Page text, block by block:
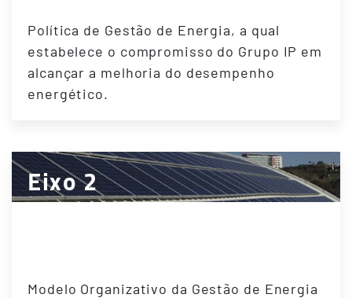
Política de Gestão de Energia, a qual
estabelece o compromisso do Grupo IP em
alcançar a melhoria do desempenho
energético.
Eixo 2
Modelo Governance da Gestão
Modelo Organizativo da Gestão de Energia